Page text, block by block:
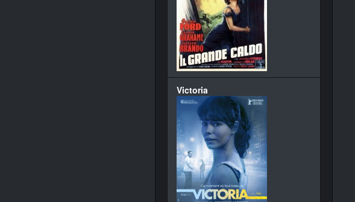
Victoria